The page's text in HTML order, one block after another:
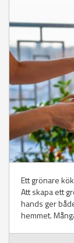
Ett grönare
Att skapa ett
hands ger
hemmet.